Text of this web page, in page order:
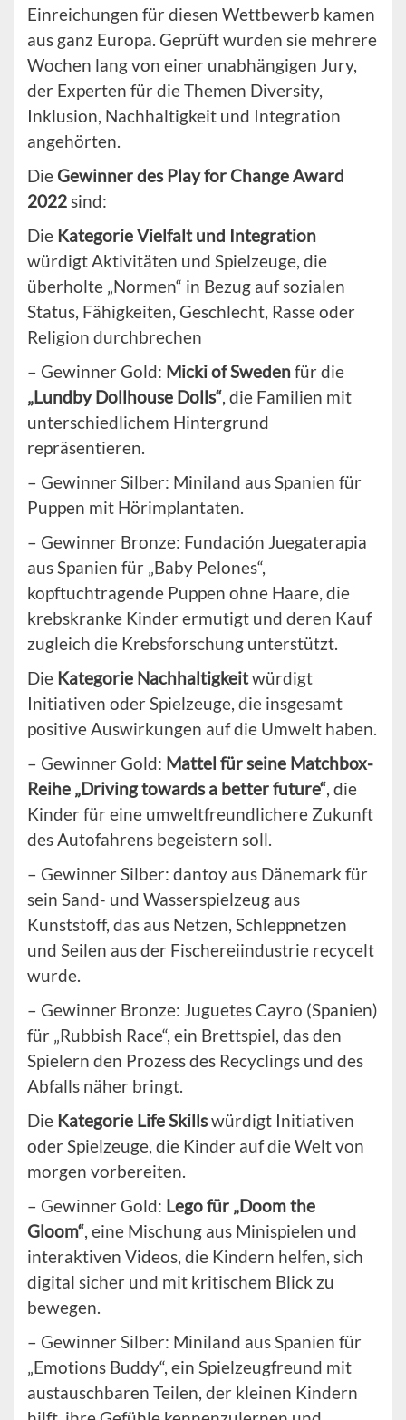
Einreichungen für diesen Wettbewerb kamen
aus ganz Europa. Geprüft wurden sie mehrere
Wochen lang von einer unabhängigen Jury,
der Experten für die Themen Diversity,
Inklusion, Nachhaltigkeit und Integration
angehörten.
Die Gewinner des Play for Change Award
2022sind:
Die Kategorie Vielfalt und Integration
würdigt Aktivitäten und Spielzeuge, die
überholte „Normen“ in Bezug auf sozialen
Status, Fähigkeiten, Geschlecht, Rasse oder
Religion durchbrechen
– Gewinner Gold: Micki of Swedenfür die
„Lundby Dollhouse Dolls“, die Familien mit
unterschiedlichem Hintergrund
repräsentieren.
– Gewinner Silber: Miniland aus Spanien für
Puppen mit Hörimplantaten.
– Gewinner Bronze: Fundación Juegaterapia
aus Spanien für „Baby Pelones“,
kopftuchtragende Puppen ohne Haare, die
krebskranke Kinder ermutigt und deren Kauf
zugleich die Krebsforschung unterstützt.
Die Kategorie Nachhaltigkeitwürdigt
Initiativen oder Spielzeuge, die insgesamt
positive Auswirkungen auf die Umwelt haben.
– Gewinner Gold: Mattel für seine Matchbox-
Reihe „Driving towards a better future“, die
Kinder für eine umweltfreundlichere Zukunft
des Autofahrens begeistern soll.
– Gewinner Silber: dantoy aus Dänemark für
sein Sand- und Wasserspielzeug aus
Kunststoff, das aus Netzen, Schleppnetzen
und Seilen aus der Fischereiindustrie recycelt
wurde.
– Gewinner Bronze: Juguetes Cayro (Spanien)
für „Rubbish Race“, ein Brettspiel, das den
Spielern den Prozess des Recyclings und des
Abfalls näher bringt.
Die Kategorie Life Skillswürdigt Initiativen
oder Spielzeuge, die Kinder auf die Welt von
morgen vorbereiten.
– Gewinner Gold: Lego für „Doom the
Gloom“, eine Mischung aus Minispielen und
interaktiven Videos, die Kindern helfen, sich
digital sicher und mit kritischem Blick zu
bewegen.
– Gewinner Silber: Miniland aus Spanien für
„Emotions Buddy“, ein Spielzeugfreund mit
austauschbaren Teilen, der kleinen Kindern